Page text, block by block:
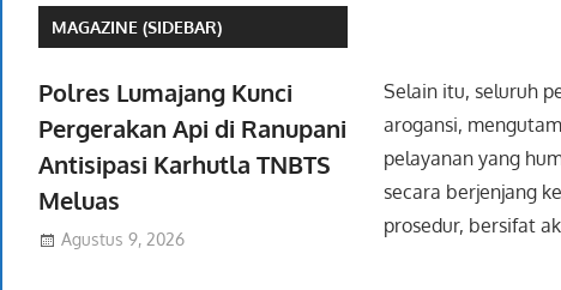
Selain itu, seluruh
arogansi,
pelayanan yang
secara berjenjang
prosedur, bersifat
MAGAZINE (SIDEBAR)
Polres Lumajang Kunci
Pergerakan Api di Ranupani
Antisipasi Karhutla TNBTS
Meluas
Agustus 9, 2026